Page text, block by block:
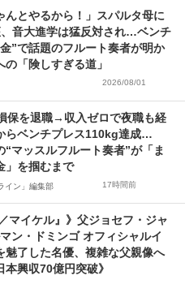
んとやるから！」スパルタ母に
音大進学は猛反対され…ベンチ
”で話題のフルート奏者が明か
「険しすぎる道」
2026/08/01
保を退職→収入ゼロで夜職も経
らベンチプレス110kg達成…
“マッスルフルート奏者”が「ま
」を掴むまで
イン」編集部 17時間前
マイケル』》父ジョセフ・ジャ
ン・ドミンゴ オフィシャルイ
魅了した名優、複雑な父親像へ
興収70億円突破》